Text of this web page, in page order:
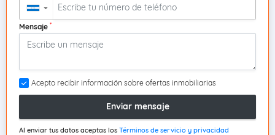
▼
Mensaje *
Acepto recibir información sobre ofertas inmobiliarias
Enviar mensaje
Al enviar tus datos aceptas los Términos de servicio y privacidad